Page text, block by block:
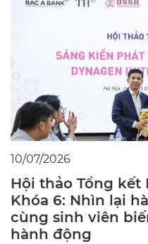
10/07/2026
Hội thảo Tổng kết
Khóa 6: Nhìn lại
cùng sinh viên
hành động